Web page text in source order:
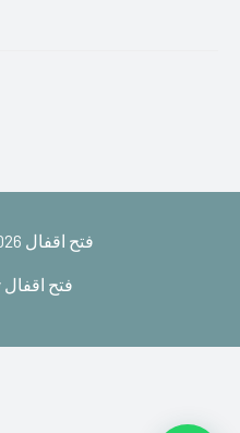
Copyright © 2026 فتح اقفال
Powered by فتح اقفال